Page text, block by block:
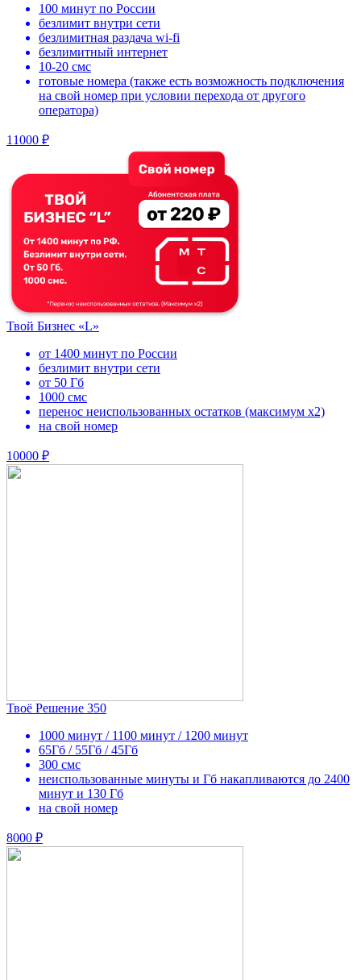
100 минут по России
безлимит внутри сети
безлимитная раздача wi-fi
безлимитный интернет
10-20 смс
готовые номера (также есть возможность подключения
на свой номер при условии перехода от другого
оператора)
11000 ₽
Твой Бизнес «L»
от 1400 минут по России
безлимит внутри сети
от 50 Гб
1000 смс
перенос неиспользованных остатков (максимум х2)
на свой номер
10000 ₽
Твоё Решение 350
1000 минут / 1100 минут / 1200 минут
65Гб / 55Гб / 45Гб
300 смс
неиспользованные минуты и Гб накапливаются до 2400
минут и 130 Гб
на свой номер
8000 ₽